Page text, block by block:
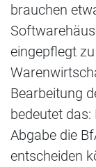
brauchen
eingepflegt
Bearbeitung
bedeutet
Abgabe die
entscheiden